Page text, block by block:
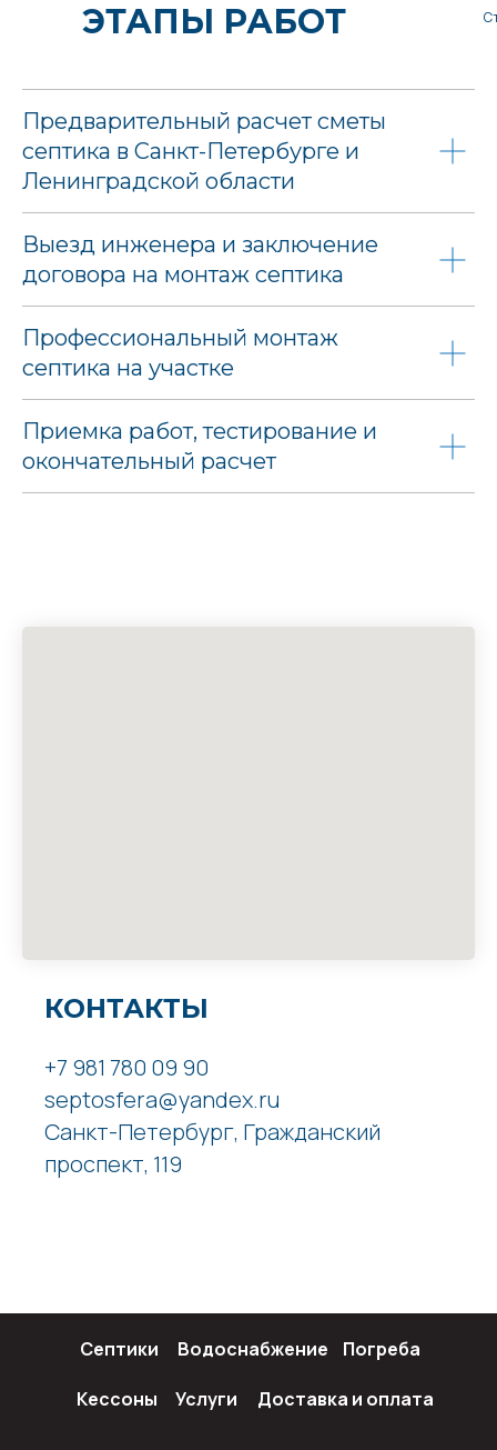
ЭТАПЫ РАБОТ
Предварительный расчет сметы
септика в Санкт-Петербурге и
Ленинградской области
Выезд инженера и заключение
договора на монтаж септика
Профессиональный монтаж
септика на участке
Приемка работ, тестирование и
окончательный расчет
КОНТАКТЫ
+7 981 780 09 90
septosfera@yandex.ru
Санкт-Петербург, Гражданский
проспект, 119
Септики Водоснабжение Погреба
Кессоны Услуги Доставка и оплата